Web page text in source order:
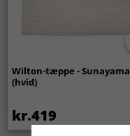
Wilton-tæppe - Sunayama
(hvid)
kr.419